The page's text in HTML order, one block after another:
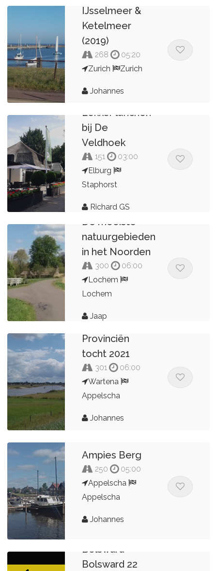
IJsselmeer &
Ketelmeer
(2019)
268
05:20
Zurich
Zurich
Johannes
Lekker lunchen
bij De
Veldhoek
151
03:00
Elburg
Staphorst
Richard GS
De mooiste
natuurgebieden
in het Noorden
300
06:00
Lochem
Lochem
Jaap
Provinciën
tocht 2021
301
06:00
Wartena
Appelscha
Johannes
Ampies Berg
250
05:00
Appelscha
Appelscha
Johannes
Bolsward -
Bolsward 22